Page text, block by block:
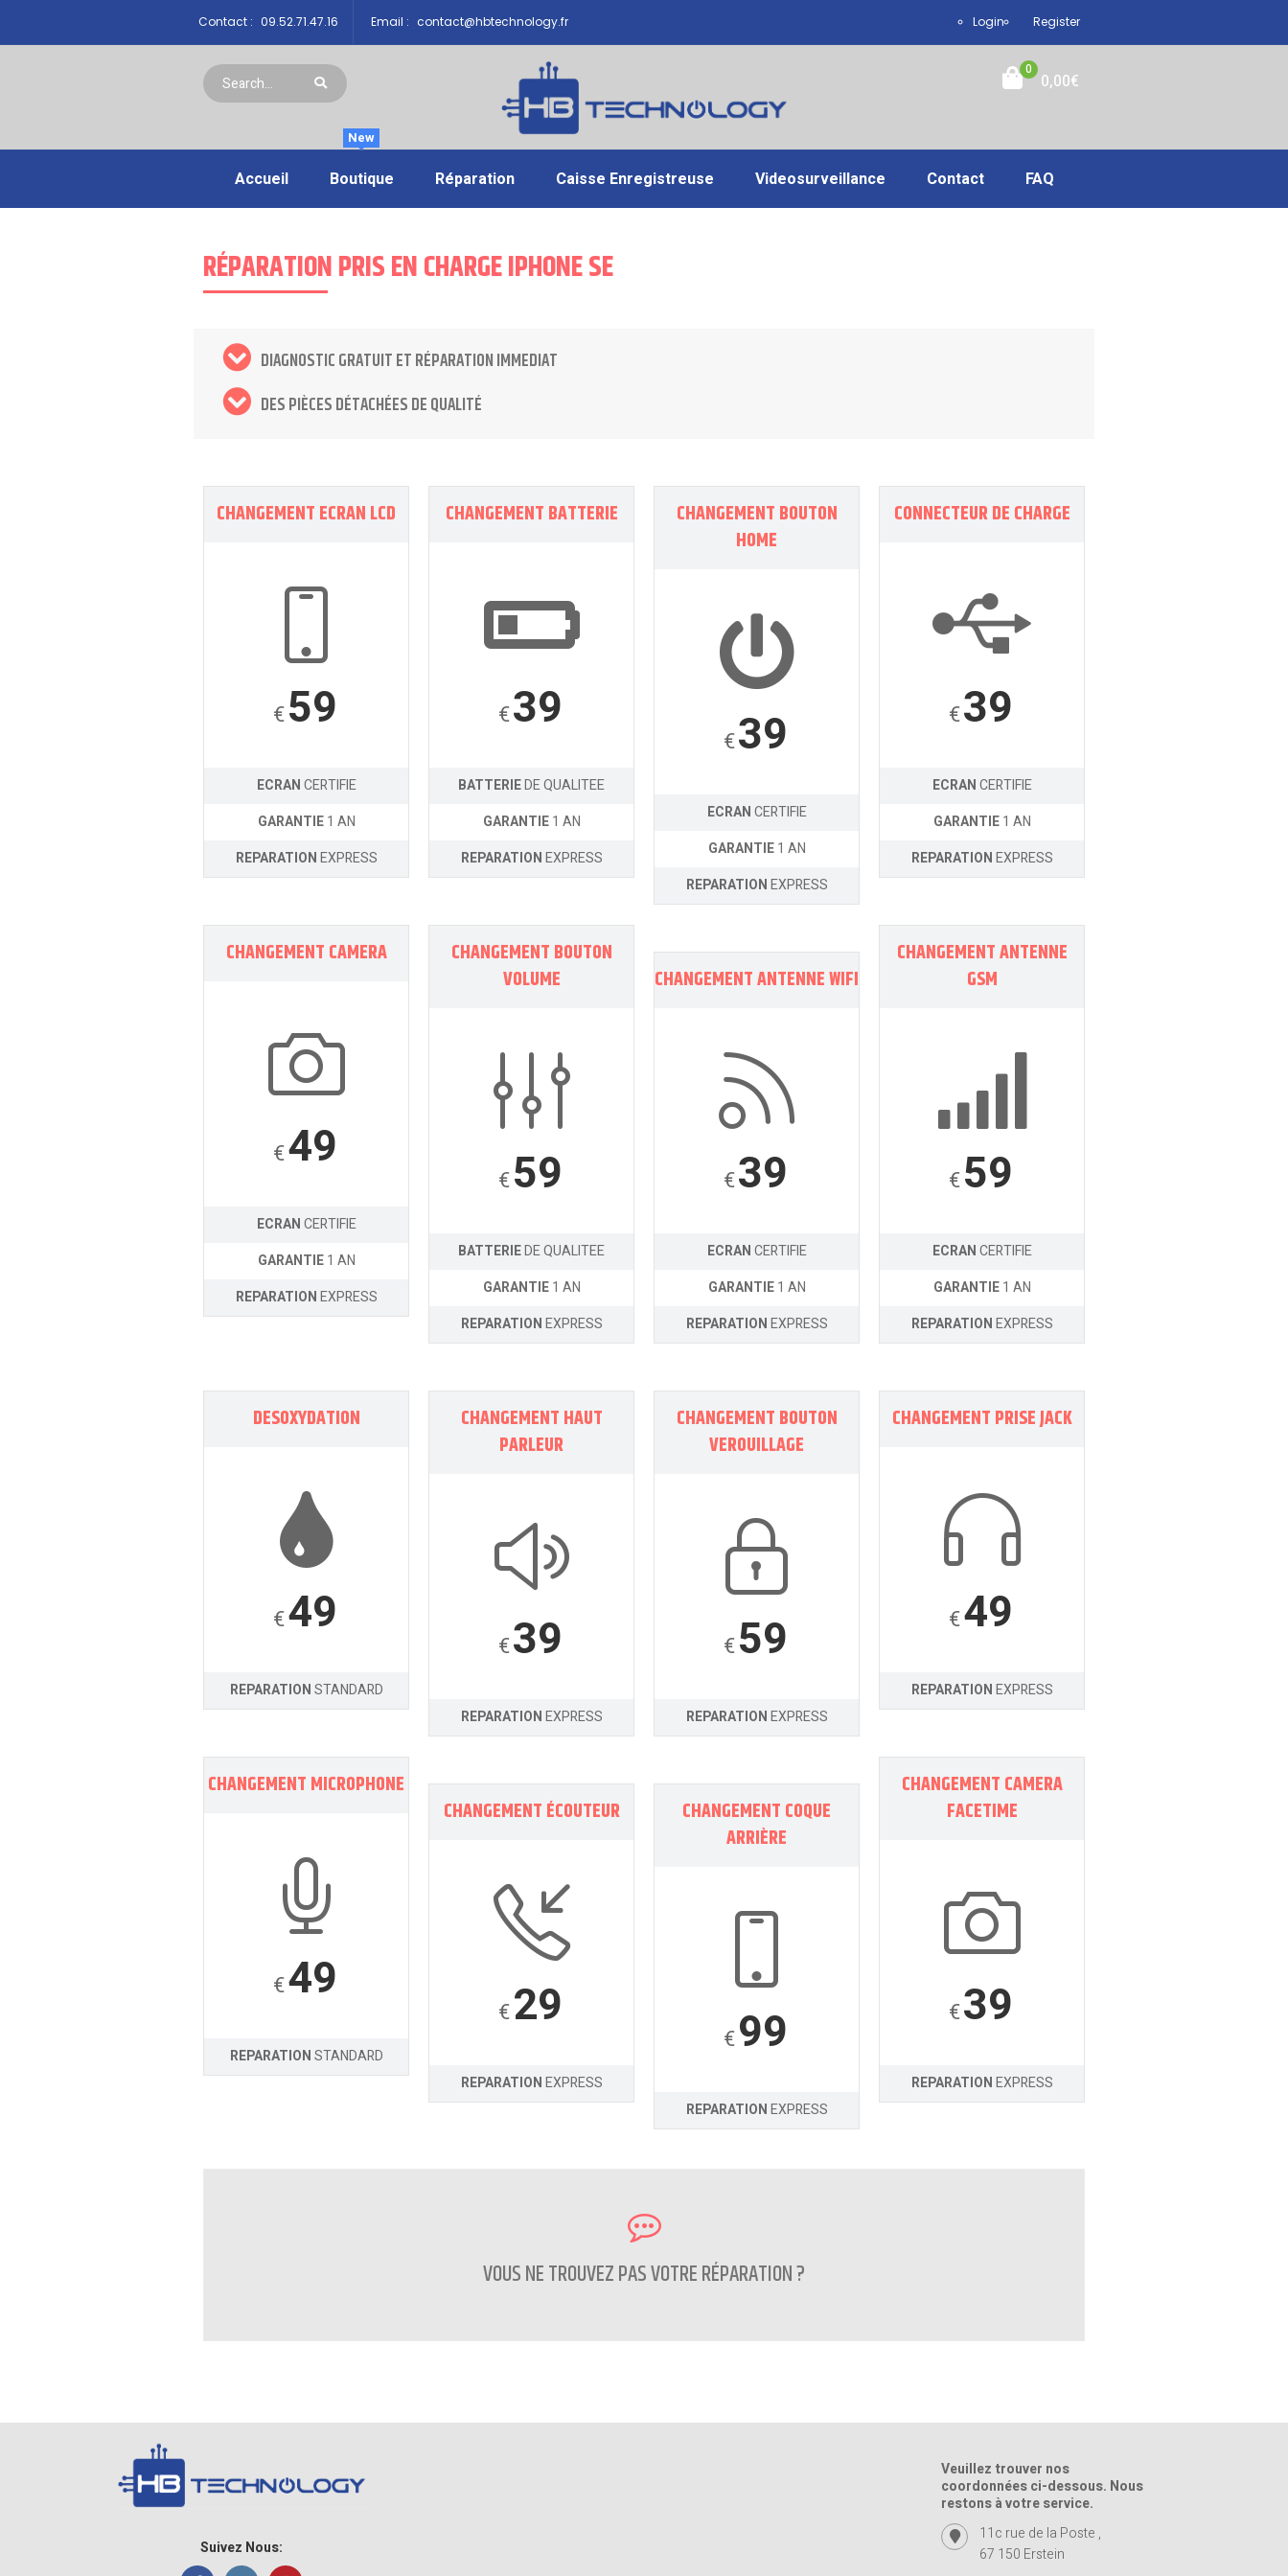
Contact : 09.52.71.47.16 Email : contact@hbtechnology.fr Login Register
0
0,00€
Accueil Boutique
New
Réparation Caisse Enregistreuse Videosurveillance Contact FAQ
RÉPARATION PRIS EN CHARGE IPHONE SE
DIAGNOSTIC GRATUIT ET RÉPARATION IMMEDIAT
DES PIÈCES DÉTACHÉES DE QUALITÉ
CHANGEMENT ECRAN LCD
€59
ECRANCERTIFIE
GARANTIE1 AN
REPARATIONEXPRESS
CHANGEMENT CAMERA
€49
ECRANCERTIFIE
GARANTIE1 AN
REPARATIONEXPRESS
CHANGEMENT BATTERIE
€39
BATTERIEDE QUALITEE
GARANTIE1 AN
REPARATIONEXPRESS
CHANGEMENT BOUTON
VOLUME
€59
BATTERIEDE QUALITEE
GARANTIE1 AN
REPARATIONEXPRESS
CHANGEMENT BOUTON
HOME
€39
ECRANCERTIFIE
GARANTIE1 AN
REPARATIONEXPRESS
CHANGEMENT ANTENNE WIFI
€39
ECRANCERTIFIE
GARANTIE1 AN
REPARATIONEXPRESS
CONNECTEUR DE CHARGE
€39
ECRANCERTIFIE
GARANTIE1 AN
REPARATIONEXPRESS
CHANGEMENT ANTENNE
GSM
€59
ECRANCERTIFIE
GARANTIE1 AN
REPARATIONEXPRESS
DESOXYDATION
€49
REPARATIONSTANDARD
CHANGEMENT MICROPHONE
€49
REPARATIONSTANDARD
CHANGEMENT HAUT
PARLEUR
€39
REPARATIONEXPRESS
CHANGEMENT ÉCOUTEUR
€29
REPARATIONEXPRESS
CHANGEMENT BOUTON
VEROUILLAGE
€59
REPARATIONEXPRESS
CHANGEMENT COQUE
ARRIÈRE
€99
REPARATIONEXPRESS
CHANGEMENT PRISE JACK
€49
REPARATIONEXPRESS
CHANGEMENT CAMERA
FACETIME
€39
REPARATIONEXPRESS
VOUS NE TROUVEZ PAS VOTRE RÉPARATION ?
CONTACTEZ NOUS
Suivez Nous:
Veuillez trouver nos
coordonnées ci-dessous. Nous
restons à votre service.
11c rue de la Poste ,
67 150 Erstein